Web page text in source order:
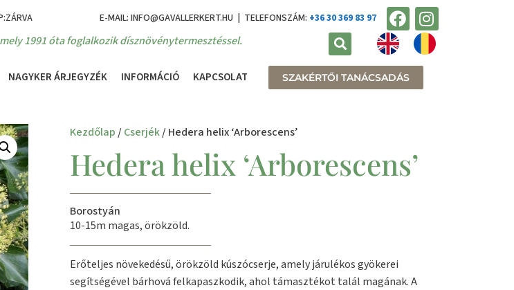
E-MAIL: INFO@GAVALLERKERT.HU | TELEFONSZÁM: +36 30 369 83 97
1991 óta foglalkozik dísznövénytermesztéssel.
NAGYKER ÁRJEGYZÉK INFORMÁCIÓ KAPCSOLAT SZAKÉRTŐI TANÁCSADÁS
Kezdőlap /Cserjék/ Hedera helix ‘Arborescens’
Hedera helix ‘Arborescens’
Borostyán
10-15m magas, örökzöld.
Erőteljes növekedésű, örökzöld kúszócserje, amely járulékos gyökerei
segítségével bárhová felkapaszkodik, ahol támasztékot talál magának. A